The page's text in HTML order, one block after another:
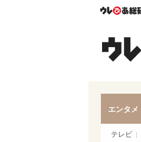
エンタメ
テレビ